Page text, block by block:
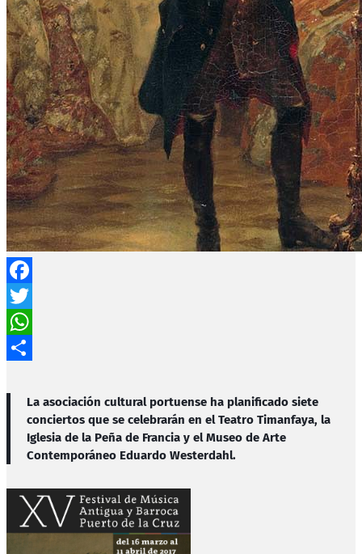
Facebook
Twitter
WhatsApp
La asociación cultural portuense ha planificado siete
conciertos que se celebrarán en el Teatro Timanfaya, la
Iglesia de la Peña de Francia y el Museo de Arte
Contemporáneo Eduardo Westerdahl.